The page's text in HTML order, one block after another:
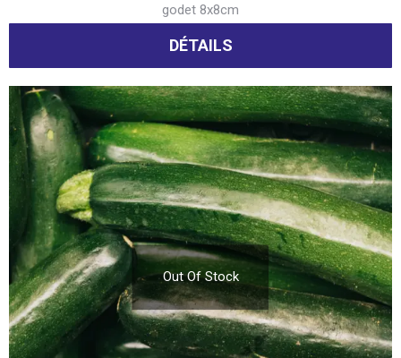
godet 8x8cm
DÉTAILS
Out Of Stock